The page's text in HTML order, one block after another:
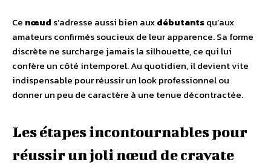
Ce nœud s’adresse aussi bien auxdébutantsqu’aux
amateurs confirmés soucieux de leur apparence. Sa forme
discrète ne surcharge jamais la silhouette, ce qui lui
confère un côté intemporel. Au quotidien, il devient vite
indispensable pour réussir un look professionnel ou
donner un peu de caractère à une tenue décontractée.
Les étapes incontournables pour
réussir un joli nœud de cravate